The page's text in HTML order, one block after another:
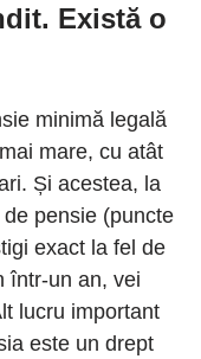
. Există o
minimă legală
mare, cu atât
Și acestea, la
pensie (puncte
exact la fel de
într-un an, vei
lucru important
este un drept